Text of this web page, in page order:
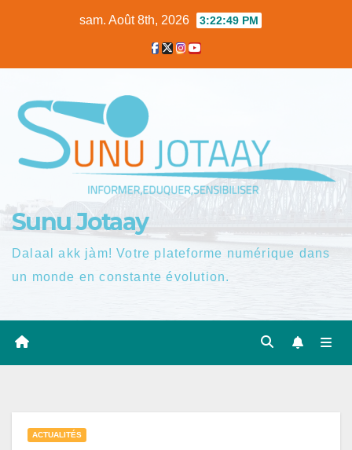
sam. Août 8th, 2026 3:22:50 PM
Sunu Jotaay
Dalaal akk jàm! Votre plateforme numérique dans
un monde en constante évolution.
ACTUALITÉS